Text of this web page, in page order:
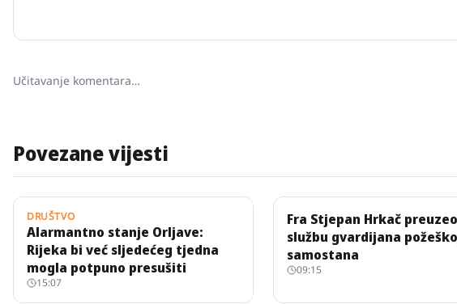
Učitavanje komentara…
Povezane vijesti
DRUŠTVO
Alarmantno stanje Orljave:
Rijeka bi već sljedećeg tjedna
mogla potpuno presušiti
15:07
Fra Stjepan Hrkač preuzeo
službu gvardijana
samostana
09:15